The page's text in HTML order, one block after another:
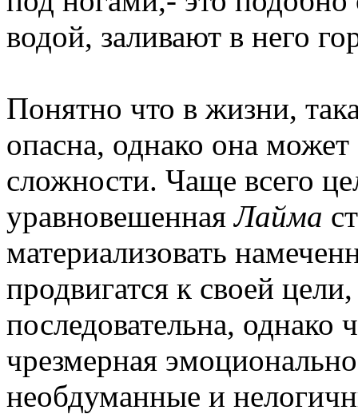
водой, заливают в него
Понятно что в жизни,
опасна, однако она может
сложности. Чаще всего
уравновешеннаяЛайма
материализовать
продвигатся к своей
последовательна, однако
чрезмерная
необдуманные и